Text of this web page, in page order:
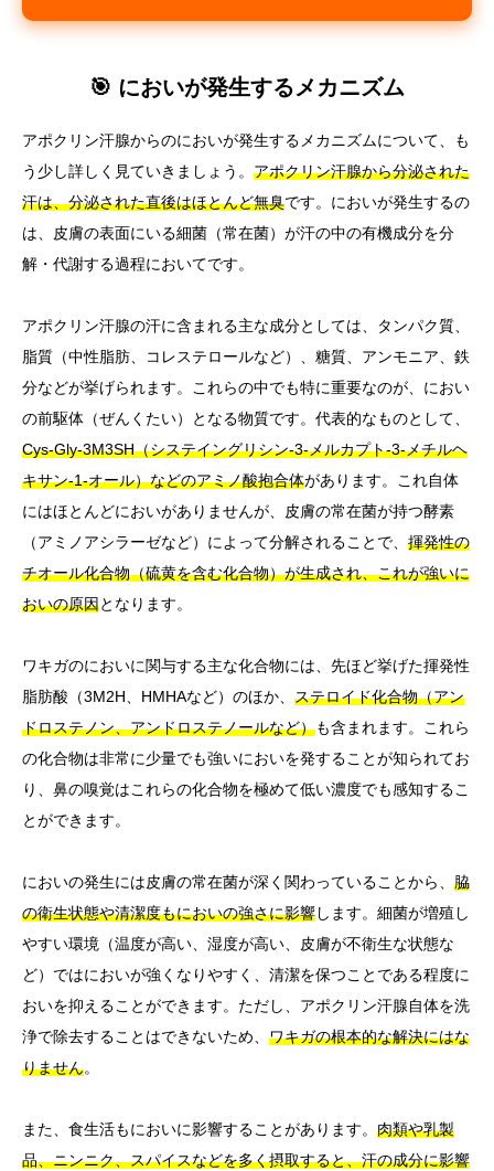
🎯 においが発生するメカニズム
アポクリン汗腺からのにおいが発生するメカニズムについて、も
う少し詳しく見ていきましょう。 アポクリン汗腺から分泌された
汗は、分泌された直後はほとんど無臭です。においが発生するの
は、皮膚の表面にいる細菌（常在菌）が汗の中の有機成分を分
解・代謝する過程においてです。
アポクリン汗腺の汗に含まれる主な成分としては、タンパク質、
脂質（中性脂肪、コレステロールなど）、糖質、アンモニア、鉄
分などが挙げられます。これらの中でも特に重要なのが、におい
の前駆体（ぜんくたい）となる物質です。代表的なものとして、
Cys-Gly-3M3SH（システイングリシン-3-メルカプト-3-メチルヘ
キサン-1-オール）などのアミノ酸抱合体があります。これ自体
にはほとんどにおいがありませんが、皮膚の常在菌が持つ酵素
（アミノアシラーゼなど）によって分解されることで、 揮発性の
チオール化合物（硫黄を含む化合物）が生成され、これが強いに
おいの原因となります。
ワキガのにおいに関与する主な化合物には、先ほど挙げた揮発性
脂肪酸（3M2H、HMHAなど）のほか、 ステロイド化合物（アン
ドロステノン、アンドロステノールなど）も含まれます。これら
の化合物は非常に少量でも強いにおいを発することが知られてお
り、鼻の嗅覚はこれらの化合物を極めて低い濃度でも感知するこ
とができます。
においの発生には皮膚の常在菌が深く関わっていることから、 脇
の衛生状態や清潔度もにおいの強さに影響します。細菌が増殖し
やすい環境（温度が高い、湿度が高い、皮膚が不衛生な状態な
ど）ではにおいが強くなりやすく、清潔を保つことである程度に
おいを抑えることができます。ただし、アポクリン汗腺自体を洗
浄で除去することはできないため、 ワキガの根本的な解決にはな
りません。
また、食生活もにおいに影響することがあります。 肉類や乳製
品、ニンニク、スパイスなどを多く摂取すると、汗の成分に影響